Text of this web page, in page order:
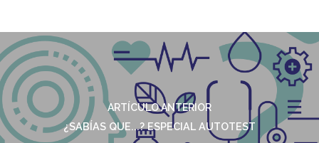
ARTÍCULO ANTERIOR
¿SABÍAS QUE...? ESPECIAL AUTOTEST